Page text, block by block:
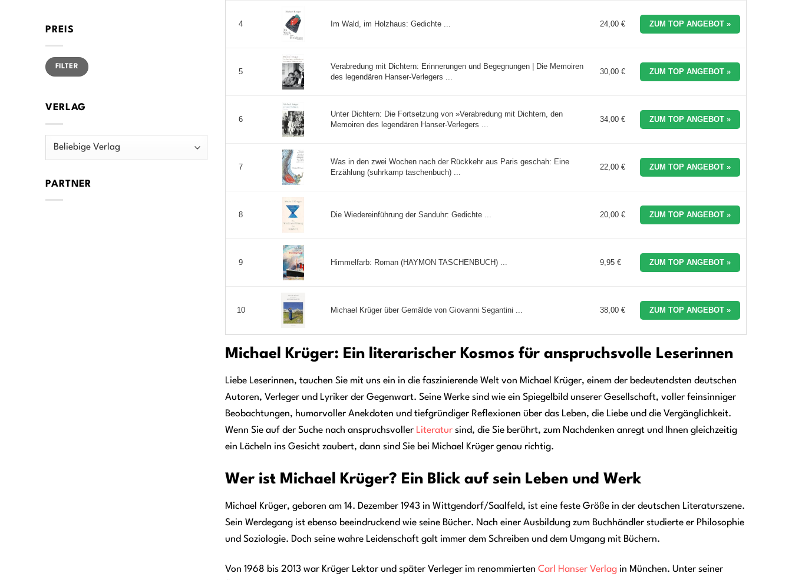
PREIS
Min.
Preis
Max.
PreisFILTER
VERLAG
PARTNER
4 Im Wald, im Holzhaus: Gedichte ... 24,00 € ZUM TOP ANGEBOT »
5
Verabredung mit Dichtern: Erinnerungen und Begegnungen | Die Memoiren
des legendären Hanser-Verlegers ...
30,00 € ZUM TOP ANGEBOT »
6
Unter Dichtern: Die Fortsetzung von »Verabredung mit Dichtern, den
Memoiren des legendären Hanser-Verlegers ...
34,00 € ZUM TOP ANGEBOT »
7
Was in den zwei Wochen nach der Rückkehr aus Paris geschah: Eine
Erzählung (suhrkamp taschenbuch) ...
22,00 € ZUM TOP ANGEBOT »
8 Die Wiedereinführung der Sanduhr: Gedichte ... 20,00 € ZUM TOP ANGEBOT »
9 Himmelfarb: Roman (HAYMON TASCHENBUCH) ... 9,95 € ZUM TOP ANGEBOT »
10 Michael Krüger über Gemälde von Giovanni Segantini ... 38,00 € ZUM TOP ANGEBOT »
Michael Krüger: Ein literarischer Kosmos für anspruchsvolle Leserinnen
Liebe Leserinnen, tauchen Sie mit uns ein in die faszinierende Welt von Michael Krüger, einem der bedeutendsten deutschen
Autoren, Verleger und Lyriker der Gegenwart. Seine Werke sind wie ein Spiegelbild unserer Gesellschaft, voller feinsinniger
Beobachtungen, humorvoller Anekdoten und tiefgründiger Reflexionen über das Leben, die Liebe und die Vergänglichkeit.
Wenn Sie auf der Suche nach anspruchsvoller Literatur sind, die Sie berührt, zum Nachdenken anregt und Ihnen gleichzeitig
ein Lächeln ins Gesicht zaubert, dann sind Sie bei Michael Krüger genau richtig.
Wer ist Michael Krüger? Ein Blick auf sein Leben und Werk
Michael Krüger, geboren am 14. Dezember 1943 in Wittgendorf/Saalfeld, ist eine feste Größe in der deutschen Literaturszene.
Sein Werdegang ist ebenso beeindruckend wie seine Bücher. Nach einer Ausbildung zum Buchhändler studierte er Philosophie
und Soziologie. Doch seine wahre Leidenschaft galt immer dem Schreiben und dem Umgang mit Büchern.
Von 1968 bis 2013 war Krüger Lektor und später Verleger im renommierten Carl Hanser Verlag in München. Unter seiner